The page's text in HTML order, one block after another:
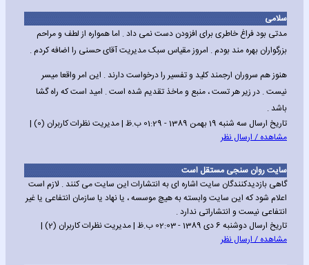
سلامی
مدتی بود فراغ خاطری برای افزودن دست نمی داد . اما همواره از لطف و مراحم
بزرگواران بهره مند بودم . امروز مقیاس سبک مدیریت آقای حسنی را اضافه کردم .
هنوز هم سروران ارجمند کلید و تفسیر را درخواست دارند . این امر واقعا میسر
نیست . در زیر هر تست ، منبع و ماخذ تقدیم شده است . امید است که راه گشا
باشد .
تاریخ ارسال سه شنبه 19 بهمن 1389 - 01:29 ب.ظ | مدیریت نظرات کاربران (0) |
مشاهده / ارسال نظر
سایت روان سنجی مستقل است
گاهی بازدیدکنندگان سایت اشاره ای به انتشارات این سایت می کنند . لازم است
اعلام شود که این سایت وابسته به هیچ موسسه ، یا نهاد یا سازمان انتفاعی یا غیر
انتفاعی نیست و انتشاراتی ندارد .
تاریخ ارسال دوشنبه 6 دی 1389 - 02:03 ب.ظ | مدیریت نظرات کاربران (2) |
مشاهده / ارسال نظر